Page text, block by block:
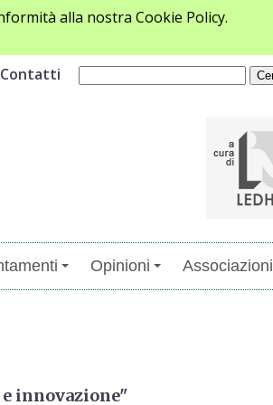
alla nostra Cookie Policy.
Contatti
Opinioni Associazioni
innovazione"